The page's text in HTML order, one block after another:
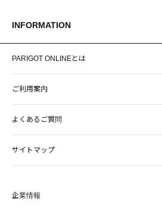
INFORMATION
PARIGOT ONLINEとは
ご利用案内
よくあるご質問
サイトマップ
企業情報